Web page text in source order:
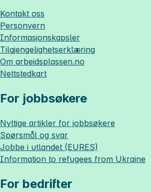
Kontakt oss
Personvern
Informasjonskapsler
Tilgjengelighetserklæring
Om arbeidsplassen.no
Nettstedkart
For jobbsøkere
Nyttige artikler for jobbsøkere
Spørsmål og svar
Jobbe i utlandet (EURES)
Information to refugees from Ukraine
For bedrifter